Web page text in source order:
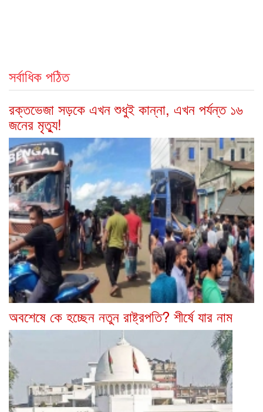
সর্বাধিক পঠিত
রক্তভেজা সড়কে এখন শুধুই কান্না, এখন পর্যন্ত ১৬
জনের মৃত্যু!
অবশেষে কে হচ্ছেন নতুন রাষ্ট্রপতি? শীর্ষে যার নাম